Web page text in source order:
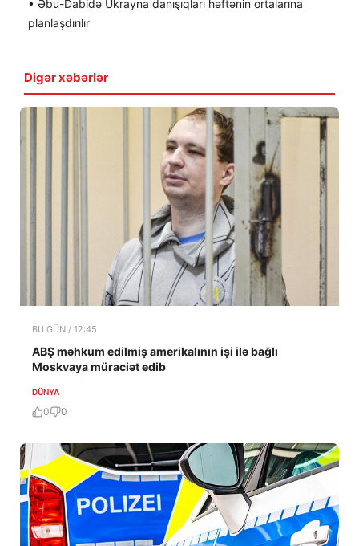
• Əbu-Dabidə Ukrayna danışıqları həftənin ortalarına
planlaşdırılır
Digər xəbərlər
BU GÜN / 12:45
ABŞ məhkum edilmiş amerikalının işi ilə bağlı
Moskvaya müraciət edib
DÜNYA
0 0